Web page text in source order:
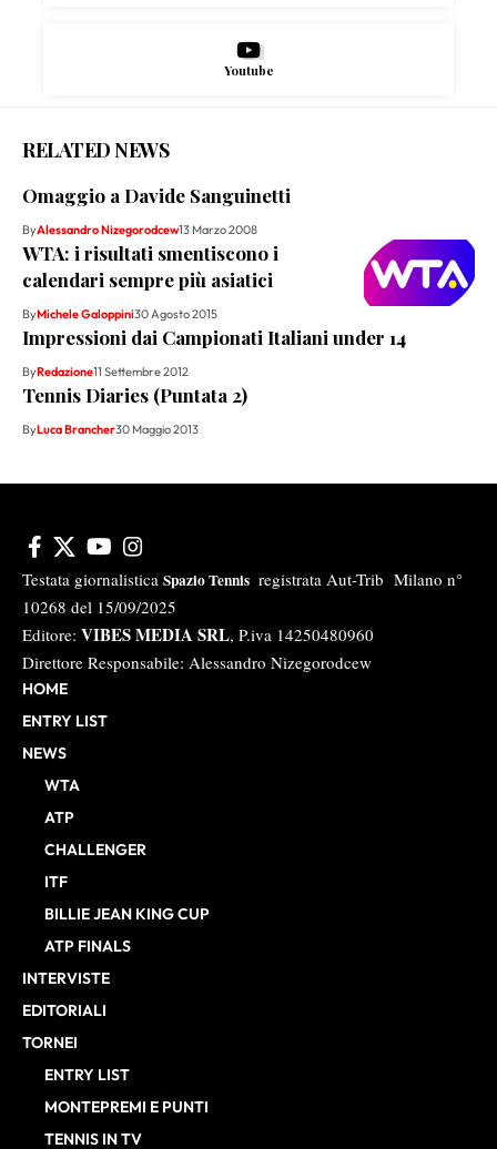
Youtube
RELATED NEWS
Omaggio a Davide Sanguinetti
ByAlessandro Nizegorodcew13 Marzo 2008
WTA: i risultati smentiscono i
calendari sempre più asiatici
ByMichele Galoppini30 Agosto 2015
Impressioni dai Campionati Italiani under 14
ByRedazione11 Settembre 2012
Tennis Diaries (Puntata 2)
ByLuca Brancher30 Maggio 2013
Testata giornalistica Spazio Tennis registrata Aut-Trib Milano n°
10268 del 15/09/2025
Editore: VIBES MEDIA SRL, P.iva 14250480960
Direttore Responsabile: Alessandro Nizegorodcew
HOME
ENTRY LIST
NEWS
WTA
ATP
CHALLENGER
ITF
BILLIE JEAN KING CUP
ATP FINALS
INTERVISTE
EDITORIALI
TORNEI
ENTRY LIST
MONTEPREMI E PUNTI
TENNIS IN TV